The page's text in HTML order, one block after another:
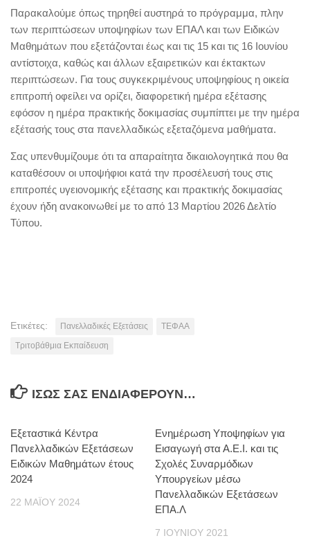
Παρακαλούμε όπως τηρηθεί αυστηρά το πρόγραμμα, πλην
των περιπτώσεων υποψηφίων των ΕΠΑΛ και των Ειδικών
Μαθημάτων που εξετάζονται έως και τις 15 και τις 16 Ιουνίου
αντίστοιχα, καθώς και άλλων εξαιρετικών και έκτακτων
περιπτώσεων. Για τους συγκεκριμένους υποψηφίους η οικεία
επιτροπή οφείλει να ορίζει, διαφορετική ημέρα εξέτασης
εφόσον η ημέρα πρακτικής δοκιμασίας συμπίπτει με την ημέρα
εξέτασής τους στα πανελλαδικώς εξεταζόμενα μαθήματα.
Σας υπενθυμίζουμε ότι τα απαραίτητα δικαιολογητικά που θα
καταθέσουν οι υποψήφιοι κατά την προσέλευσή τους στις
επιτροπές υγειονομικής εξέτασης και πρακτικής δοκιμασίας
έχουν ήδη ανακοινωθεί με το από 13 Μαρτίου 2026 Δελτίο
Τύπου.
Ετικέτες: Πανελλαδικές Εξετάσεις
ΤΕΦΑΑ
Τριτοβάθμια Εκπαίδευση
ΊΣΩΣ ΣΑΣ ΕΝΔΙΑΦΈΡΟΥΝ…
Εξεταστικά Κέντρα
Πανελλαδικών Εξετάσεων
Ειδικών Μαθημάτων έτους
2024
22 ΜΑΪ́ΟΥ 2024
Ενημέρωση Υποψηφίων για
Εισαγωγή στα Α.Ε.Ι. και τις
Σχολές Συναρμόδιων
Υπουργείων μέσω
Πανελλαδικών Εξετάσεων
ΕΠΑ.Λ
7 ΙΟΥΝΊΟΥ 2021